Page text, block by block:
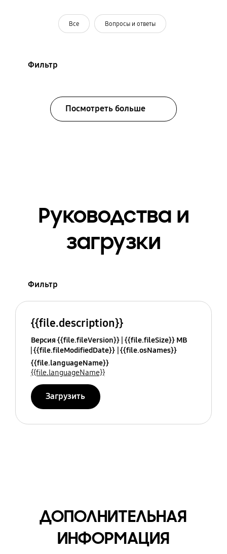
Все Вопросы и ответы
Фильтр
Посмотреть больше
Руководства и
загрузки
Фильтр
{{file.description}}
Версия {{file.fileVersion}} {{file.fileSize}} MB
{{file.fileModifiedDate}} {{file.osNames}}
{{file.languageName}}
{{file.languageName}}
Загрузить
ДОПОЛНИТЕЛЬНАЯ
ИНФОРМАЦИЯ